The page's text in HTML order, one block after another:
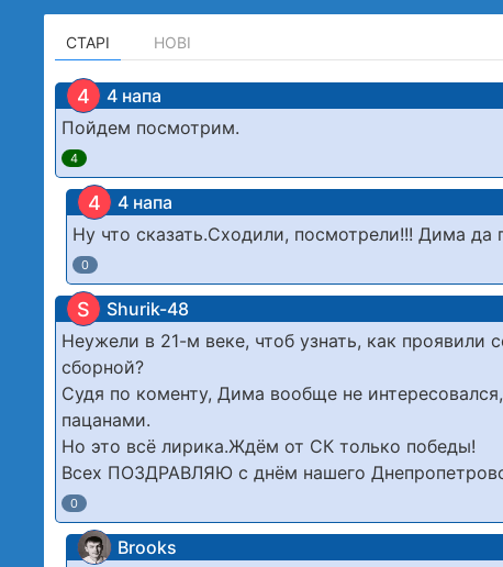
СТАРІ НОВІ
4 4 напа
Пойдем посмотрим.
4
4 4 напа
Ну что сказать.Сходили, посмотрели!!! Дима
0
S Shurik-48
Неужели в 21-м веке, чтоб узнать, как
сборной?
Судя по коменту, Дима вообще не
пацанами.
Но это всё лирика.Ждём от СК только победы!
Всех ПОЗДРАВЛЯЮ с днём нашего
0
Brooks